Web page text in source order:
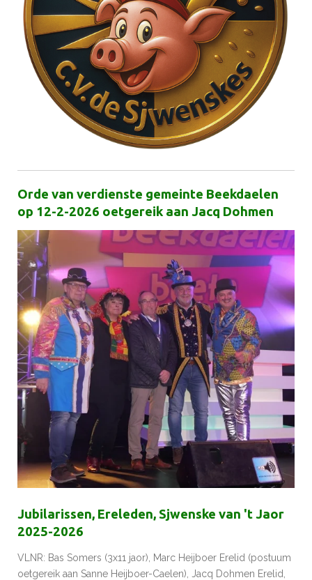
Orde van verdienste gemeinte Beekdaelen
op 12-2-2026 oetgereik aan Jacq Dohmen
Jubilarissen, Ereleden, Sjwenske van 't Jaor
2025-2026
VLNR: Bas Somers (3x11 jaor), Marc Heijboer Erelid (postuum
oetgereik aan Sanne Heijboer-Caelen), Jacq Dohmen Erelid,